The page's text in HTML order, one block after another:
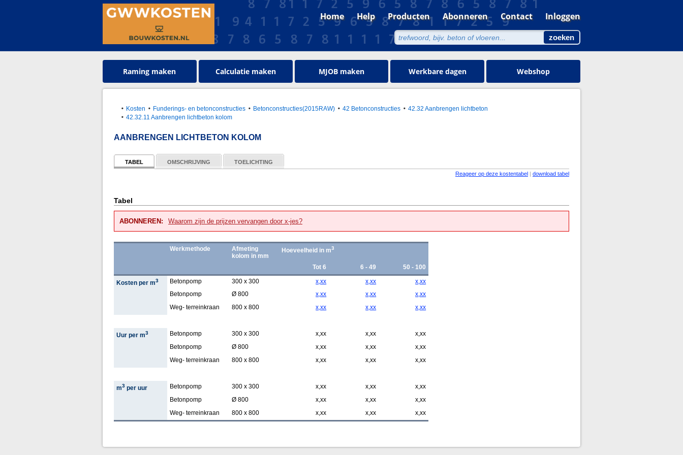
Home Help Producten Abonneren Contact Inloggen
Raming maken Calculatie maken MJOB maken Werkbare dagen Webshop
Kosten Funderings- en betonconstructies Betonconstructies(2015RAW) 42 Betonconstructies
42.32 Aanbrengen lichtbeton
42.32.11 Aanbrengen lichtbeton kolom
AANBRENGEN LICHTBETON KOLOM
TABEL OMSCHRIJVING
TOELICHTING
Reageer op deze kostentabel | download tabel
Tabel
ABONNEREN: Waarom zijn de prijzen vervangen door x-jes?
Werkmethode
Afmeting
kolom in mm
Hoeveelheid in m3
Tot 6 6 - 49 50 - 100
Kosten per m3 Betonpomp 300 x 300 x,xx x,xx
x,xx
Betonpomp
Ø 800 x,xx x,xx
x,xx
Weg- terreinkraan
800 x 800 x,xx x,xx x,xx
Uur per m3 Betonpomp 300 x 300 x,xx x,xx
x,xx
Betonpomp
Ø 800 x,xx x,xx
x,xx
Weg- terreinkraan
800 x 800 x,xx x,xx x,xx
m3per uur Betonpomp 300 x 300 x,xx x,xx
x,xx
Betonpomp
Ø 800 x,xx x,xx
x,xx
Weg- terreinkraan
800 x 800 x,xx x,xx x,xx